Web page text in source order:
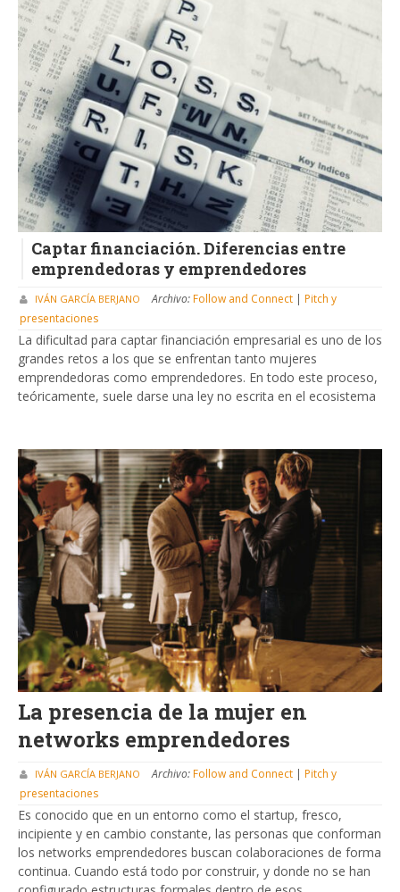
Captar financiación. Diferencias entre
emprendedoras y emprendedores
IVÁN GARCÍA BERJANO Archivo:Follow and Connect | Pitch y
presentaciones
La dificultad para captar financiación empresarial es uno de los
grandes retos a los que se enfrentan tanto mujeres
emprendedoras como emprendedores. En todo este proceso,
teóricamente, suele darse una ley no escrita en el ecosistema
La presencia de la mujer en
networks emprendedores
IVÁN GARCÍA BERJANO Archivo:Follow and Connect | Pitch y
presentaciones
Es conocido que en un entorno como el startup, fresco,
incipiente y en cambio constante, las personas que conforman
los networks emprendedores buscan colaboraciones de forma
continua. Cuando está todo por construir, y donde no se han